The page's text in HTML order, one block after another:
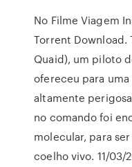
No Filme Viagem
Torrent Download.
Quaid), um piloto
ofereceu para
altamente
no comando foi
molecular, para
coelho vivo. 11/03/